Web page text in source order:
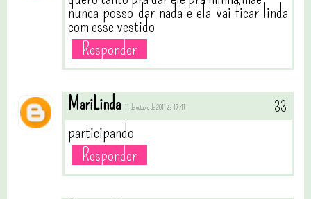
nunca posso dar nada e ela vai ficar linda
com esse vestido
Responder
MariLinda 11 de outubro de 2011 às 17:41
participando
Responder